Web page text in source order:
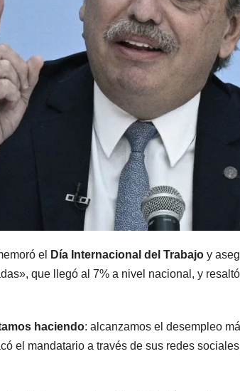
el Día Internacional del Trabajo y
que llegó al 7% a nivel nacional, y
haciendo: alcanzamos el desempleo
el mandatario a través de sus redes
MENDOZA
Paso Cristo
Redentor:
ruta en
de otro
temporal